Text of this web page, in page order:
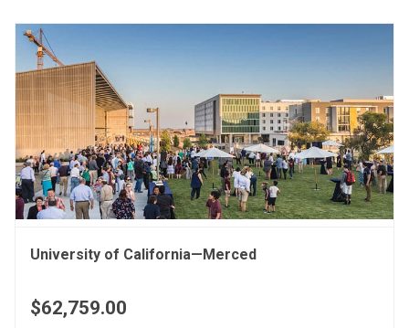
University of California—Merced
$62,759.00